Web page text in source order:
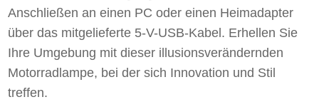
Anschließen an einen PC oder einen Heimadapter
über das mitgelieferte 5-V-USB-Kabel. Erhellen Sie
Ihre Umgebung mit dieser illusionsverändernden
Motorradlampe, bei der sich Innovation und Stil
treffen.